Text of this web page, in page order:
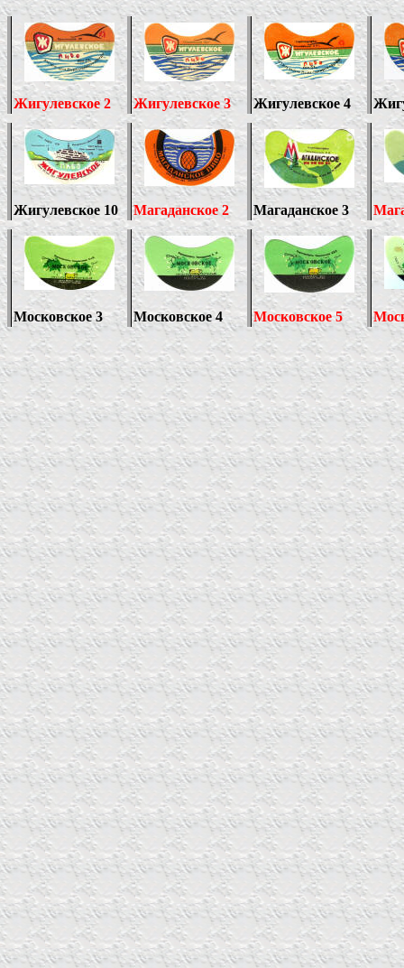
Жигулевское 2 Жигулевское 3 Жигулевское 4
Жигулевское 10 Магаданское 2 Магаданское 3
Московское 3 Московское 4 Московское 5